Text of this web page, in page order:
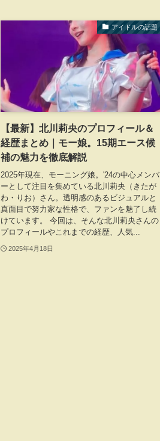
アイドルの話題
【最新】北川莉央のプロフィール＆
経歴まとめ｜モー娘。15期エース候
補の魅力を徹底解説
2025年現在、モーニング娘。'24の中心メンバ
ーとして注目を集めている北川莉央（きたが
わ・りお）さん。透明感のあるビジュアルと
真面目で努力家な性格で、ファンを魅了し続
けています。 今回は、そんな北川莉央さんの
プロフィールやこれまでの経歴、人気...
2025年4月18日